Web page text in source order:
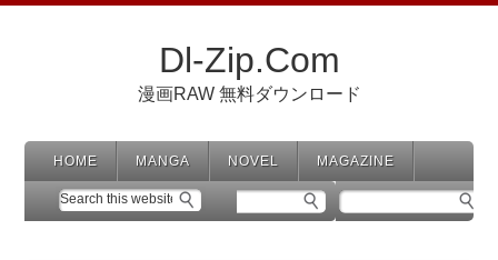
Dl-Zip.Com
漫画RAW 無料ダウンロード
HOME MANGA NOVEL MAGAZINE